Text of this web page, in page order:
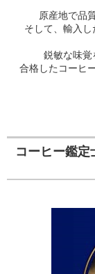
原産地で品
そして、輸入
鋭敏な味覚
合格したコーヒ
コーヒー鑑